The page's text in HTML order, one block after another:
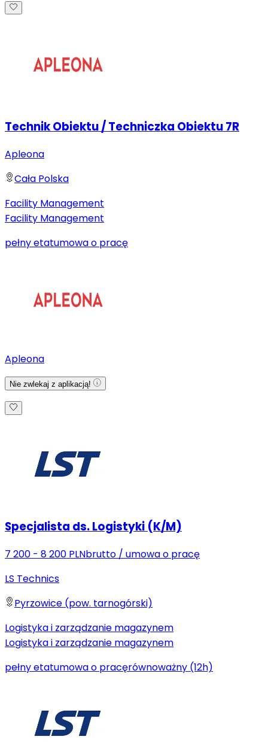
Technik Obiektu / Techniczka Obiektu 7R
Apleona
Cała Polska
Facility Management
Facility Management
pełny etatumowa o pracę
Apleona
Nie zwlekaj z aplikacją!
Specjalista ds. Logistyki (K/M)
7 200 - 8 200 PLNbrutto / umowa o pracę
LS Technics
Pyrzowice (pow. tarnogórski)
Logistyka i zarządzanie magazynem
Logistyka i zarządzanie magazynem
pełny etatumowa o pracęrównoważny (12h)